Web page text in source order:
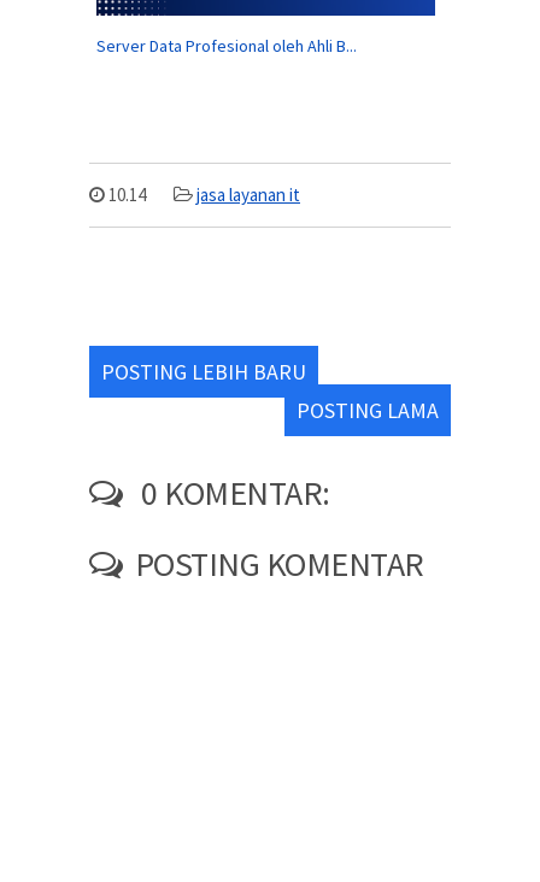
Server Data Profesional oleh Ahli B...
10.14 jasa layanan it
POSTING LEBIH BARU
POSTING LAMA
0 KOMENTAR:
POSTING KOMENTAR